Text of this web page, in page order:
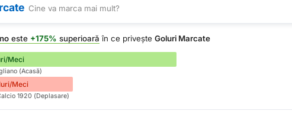
Cine va marca mai mult?
este +175% superioară în ce priveșteGoluri Marcate
Meci
(Acasă)
Meci
1920 (Deplasare)